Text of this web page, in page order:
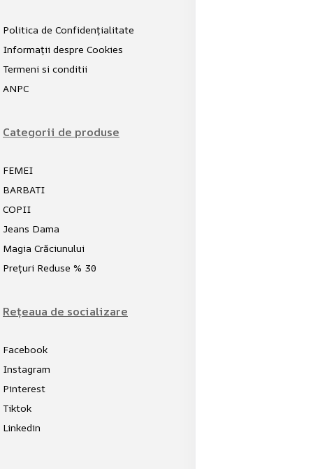
Politica de Confidențialitate
Informații despre Cookies
Termeni si conditii
ANPC
Categorii de produse
FEMEI
BARBATI
COPII
Jeans Dama
Magia Crăciunului
Prețuri Reduse % 30
Rețeaua de socializare
Facebook
Instagram
Pinterest
Tiktok
Linkedin